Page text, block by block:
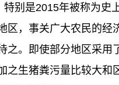
别是2015年被称为史
区，事关广大农民的经
之。即使部分地区采用
之生猪粪污量比较大和